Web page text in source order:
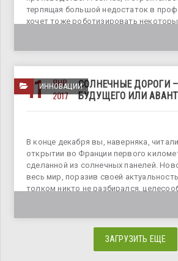
терпящая большой недостаток в
хочет тоже роботизировать
ИННОВАЦИИ
11
ЯНВ
2017
СОЛНЕЧНЫЕ ДОРОГИ
БУДУЩЕГО ИЛИ
В конце декабря вы, наверняка,
открытии во Франции первого
сделанной из солнечных панелей.
весь мир, поразив своей
толком никто не разбирался,
ЗАГРУЗИТЬ ЕЩЕ